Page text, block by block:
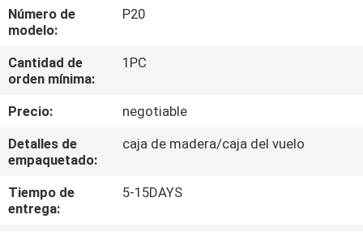
VIAJE
DE
LA
CONTROL
CALIDAD
Número de
modelo:
P20
Cantidad de
orden mínima:
1PC
Precio:
negotiable
Detalles de
empaquetado:
caja de madera/caja del vuelo
Tiempo de
entrega:
5-15DAYS